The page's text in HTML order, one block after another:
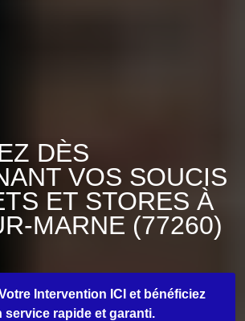
DÈS
VOS SOUCIS
ET STORES À
MARNE (77260)
Intervention ICI et bénéficiez
service rapide et garanti.